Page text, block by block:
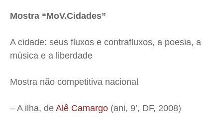
Mostra “MoV.Cidades”
A cidade: seus fluxos e contrafluxos, a poesia, a
música e a liberdade
Mostra não competitiva nacional
– A ilha, de Alê Camargo (ani, 9’, DF, 2008)